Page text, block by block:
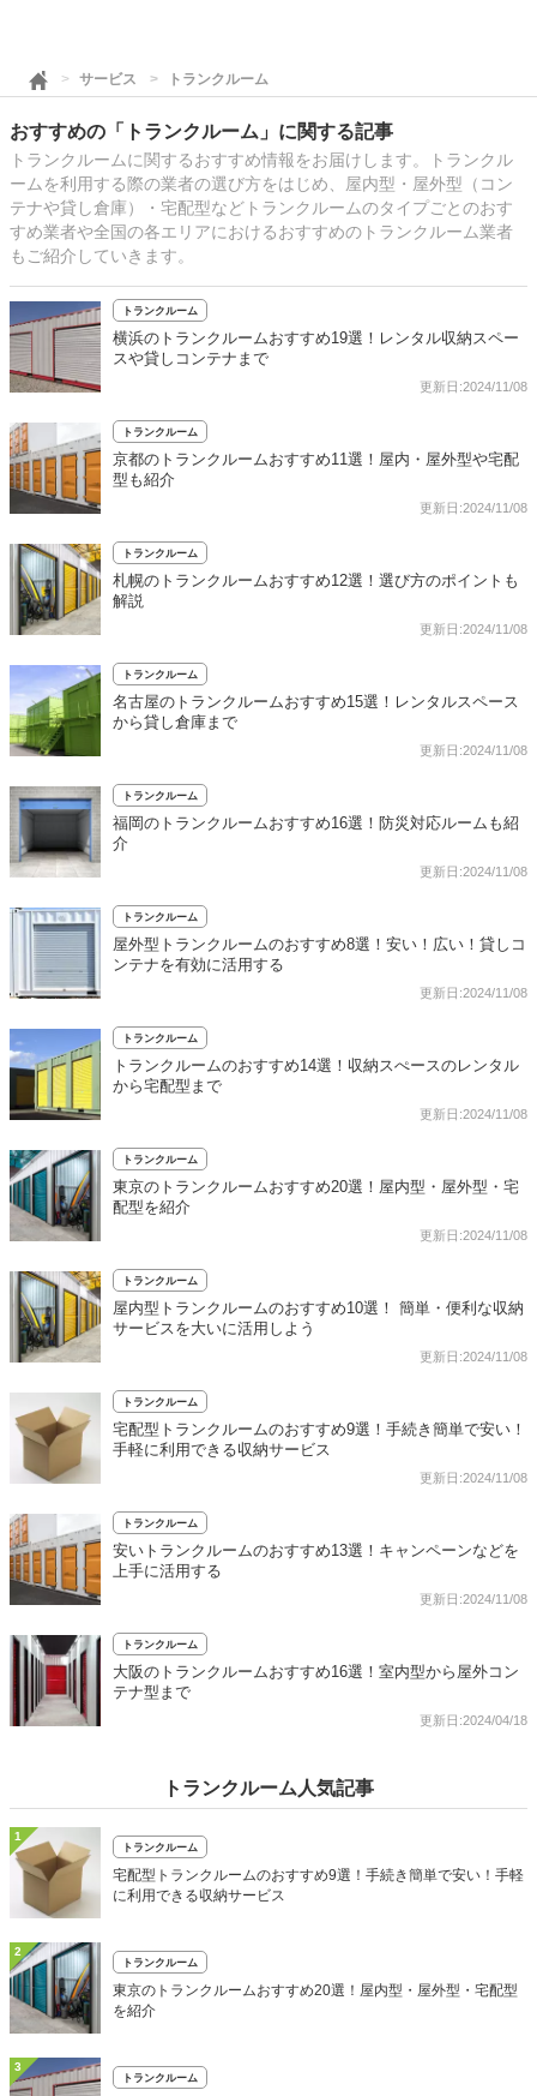
サービス トランクルーム
おすすめの「トランクルーム」に関する記事
トランクルームに関するおすすめ情報をお届けします。トランクル
ームを利用する際の業者の選び方をはじめ、屋内型・屋外型（コン
テナや貸し倉庫）・宅配型などトランクルームのタイプごとのおす
すめ業者や全国の各エリアにおけるおすすめのトランクルーム業者
もご紹介していきます。
トランクルーム
横浜のトランクルームおすすめ19選！レンタル収納スペー
スや貸しコンテナまで
更新日:2024/11/08
トランクルーム
京都のトランクルームおすすめ11選！屋内・屋外型や宅配
型も紹介
更新日:2024/11/08
トランクルーム
札幌のトランクルームおすすめ12選！選び方のポイントも
解説
更新日:2024/11/08
トランクルーム
名古屋のトランクルームおすすめ15選！レンタルスペース
から貸し倉庫まで
更新日:2024/11/08
トランクルーム
福岡のトランクルームおすすめ16選！防災対応ルームも紹
介
更新日:2024/11/08
トランクルーム
屋外型トランクルームのおすすめ8選！安い！広い！貸しコ
ンテナを有効に活用する
更新日:2024/11/08
トランクルーム
トランクルームのおすすめ14選！収納スぺースのレンタル
から宅配型まで
更新日:2024/11/08
トランクルーム
東京のトランクルームおすすめ20選！屋内型・屋外型・宅
配型を紹介
更新日:2024/11/08
トランクルーム
屋内型トランクルームのおすすめ10選！ 簡単・便利な収納
サービスを大いに活用しよう
更新日:2024/11/08
トランクルーム
宅配型トランクルームのおすすめ9選！手続き簡単で安い！
手軽に利用できる収納サービス
更新日:2024/11/08
トランクルーム
安いトランクルームのおすすめ13選！キャンペーンなどを
上手に活用する
更新日:2024/11/08
トランクルーム
大阪のトランクルームおすすめ16選！室内型から屋外コン
テナ型まで
更新日:2024/04/18
トランクルーム人気記事
1
トランクルーム
宅配型トランクルームのおすすめ9選！手続き簡単で安い！手軽
に利用できる収納サービス
2
トランクルーム
東京のトランクルームおすすめ20選！屋内型・屋外型・宅配型
を紹介
3
トランクルーム